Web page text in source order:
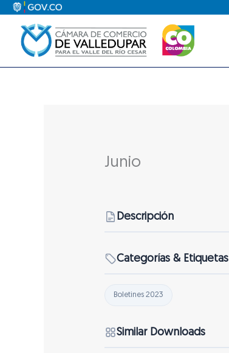
contenido
Junio
Descripción
Categorías & Etiquetas
Boletines 2023
Similar Downloads